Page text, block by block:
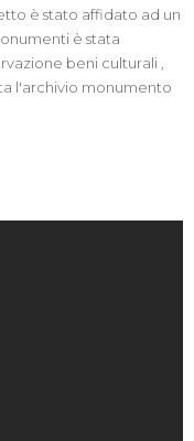
è stato affidato ad un
è stata
beni culturali ,
l'archivio monumento